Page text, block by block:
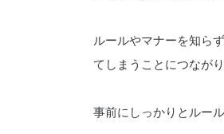
ルールやマナーを知ら
てしまうことにつながり
事前にしっかりとルー